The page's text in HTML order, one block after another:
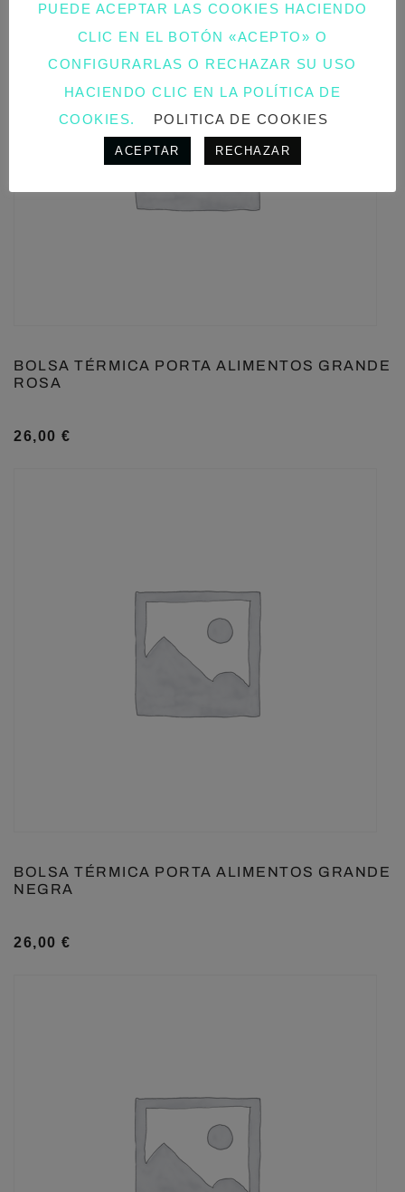
BOLSA TÉRMICA PORTA ALIMENTOS GRANDE
ROSA
26,00 €
BOLSA TÉRMICA PORTA ALIMENTOS GRANDE
NEGRA
26,00 €
PUEDE ACEPTAR LAS COOKIES HACIENDO
CLIC EN EL BOTÓN «ACEPTO» O
CONFIGURARLAS O RECHAZAR SU USO
HACIENDO CLIC EN LA POLÍTICA DE
COOKIES.
POLITICA DE COOKIES
ACEPTAR RECHAZAR